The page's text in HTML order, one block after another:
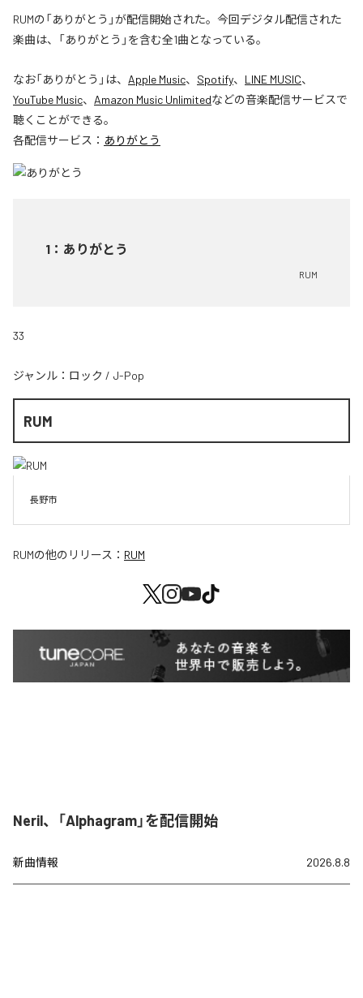
RUMの「ありがとう」が配信開始された。今回デジタル配信された
楽曲は、「ありがとう」を含む全1曲となっている。
なお「ありがとう 」は、 Apple Music、 Spotify、 LINE MUSIC、
YouTube Music、 Amazon Music Unlimitedなどの音楽配信サービスで
聴くことができる。
各配信サービス： ありがとう
1 ： ありがとう
RUM
33
ジャンル： ロック / J-Pop
RUM
長野市
RUMの他のリリース： RUM
Neril、「Alphagram」を配信開始
新曲情報 2026.8.8